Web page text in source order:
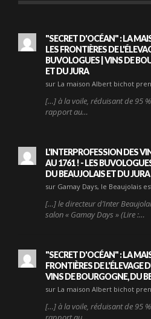
"SECRET D'OCÉAN" : LA
LES FRONTIÈRES DE
BUVOLOGUES | VINS DE
ET DU JURA
sur La maison Albert bichot
[…] à la voile, réduisant de 95
rapport au…
L'INTERPROFESSION DES
AU 1761 ! - LES
DU BEAUJOLAIS ET DU JURA
sur Gamay Days, le Beaujolais
[…] le directeur d’Inter
salon « Gamay Days » (Lire :…
"SECRET D'OCÉAN" : LA
FRONTIÈRES DE L'ÉLEVAGE
VINS DE BOURGOGNE, DU
sur La maison Albert bichot
[…] à la voile, réduisant de 95